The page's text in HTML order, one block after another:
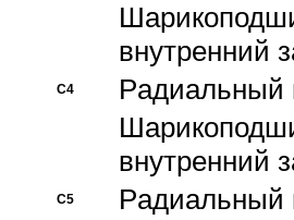
внутренний
C4
Pадиальный
внутренний
C5 Pадиальный